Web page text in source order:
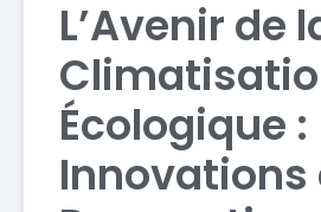
L’Avenir de
Écologique :
Innovations